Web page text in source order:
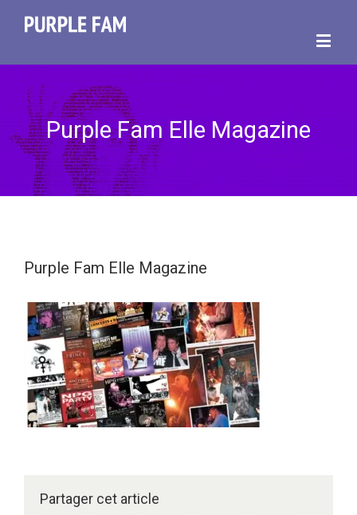
Purple Fam Elle Magazine
Purple Fam Elle Magazine
Partager cet article